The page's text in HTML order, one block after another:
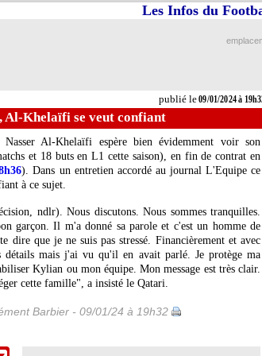
publié le09/01/2024 à
Les Infos du
Al-Khelaïfi se veut confiant
Al-Khelaïfi espère bien évidemment voir son
et 18 buts en L1 cette saison), en fin de contrat en
). Dans un entretien accordé au journal L'Equipe ce
à ce sujet.
ndlr). Nous discutons. Nous sommes tranquilles.
garçon. Il m'a donné sa parole et c'est un homme de
dire que je ne suis pas stressé. Financièrement et avec
détails mais j'ai vu qu'il en avait parlé. Je protège ma
Kylian ou mon équipe. Mon message est très clair.
cette famille", a insisté le Qatari.
Barbier - 09/01/24 à 19h32